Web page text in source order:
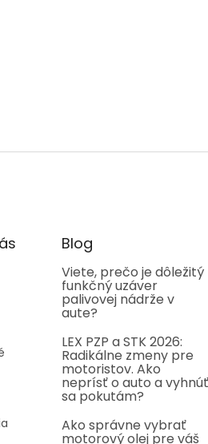
Blog
Viete, prečo je dôležitý
funkčný uzáver
palivovej nádrže v
aute?
LEX PZP a STK 2026:
Radikálne zmeny pre
motoristov. Ako
neprísť o auto a vyhnúť
sa pokutám?
Ako správne vybrať
motorový olej pre váš